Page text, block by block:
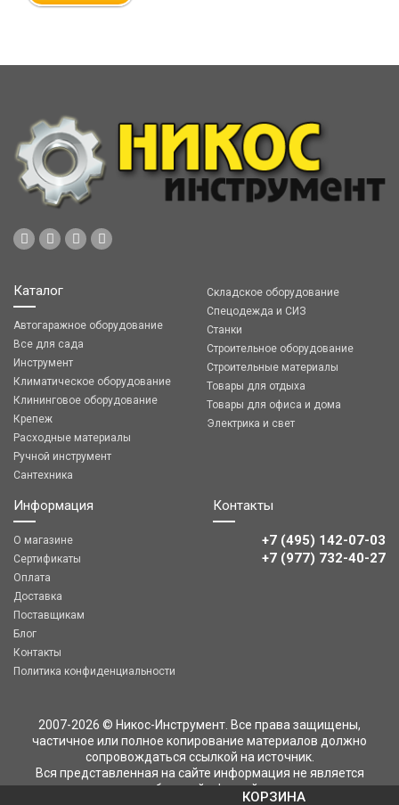
КОРЗИНА
Каталог
Автогаражное оборудование
Все для сада
Инструмент
Климатическое оборудование
Клининговое оборудование
Крепеж
Расходные материалы
Ручной инструмент
Сантехника
Складское оборудование
Спецодежда и СИЗ
Станки
Строительное оборудование
Строительные материалы
Товары для отдыха
Товары для офиса и дома
Электрика и свет
Информация
О магазине
Сертификаты
Оплата
Доставка
Поставщикам
Блог
Контакты
Политика конфиденциальности
Контакты
+7 (495) 142-07-03
‎‎+7 (977) 732-40-27
2007-2026 © Никос-Инструмент. Все права защищены,
частичное или полное копирование материалов должно
сопровождаться ссылкой на источник.
Вся представленная на сайте информация не является
публичной офертой